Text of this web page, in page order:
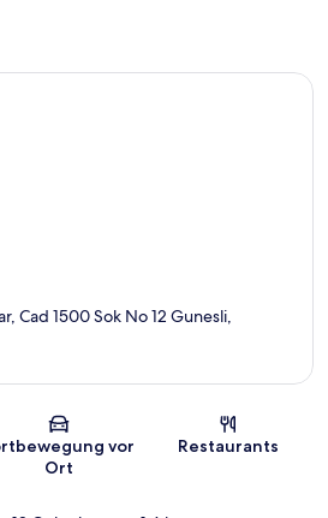
Cad 1500 Sok No 12 Gunesli,
vor
Ort
Restaurants